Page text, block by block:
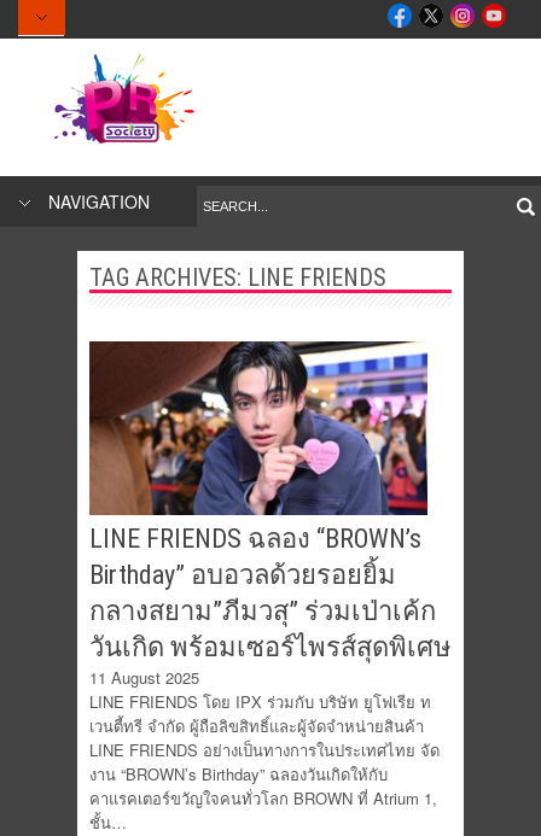
NAVIGATION
TAG ARCHIVES: LINE FRIENDS
LINE FRIENDS ฉลอง “BROWN’s
Birthday” อบอวลด้วยรอยยิ้ม
กลางสยาม”ภีมวสุ” ร่วมเป่าเค้ก
วันเกิด พร้อมเซอร์ไพรส์สุดพิเศษ
11 August 2025
LINE FRIENDS โดย IPX ร่วมกับ บริษัท ยูโฟเรีย ท
เวนตี้ทรี จำกัด ผู้ถือลิขสิทธิ์และผู้จัดจำหน่ายสินค้า
LINE FRIENDS อย่างเป็นทางการในประเทศไทย จัด
งาน “BROWN’s Birthday” ฉลองวันเกิดให้กับ
คาแรคเตอร์ขวัญใจคนทั่วโลก BROWN ที่ Atrium 1,
ชั้น…